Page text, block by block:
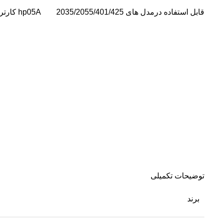
کارتریچ با شماره فنی hp05A قابل استفاده درمدل های 2035/2055/401/425
توضیحات تکمیلی
برند